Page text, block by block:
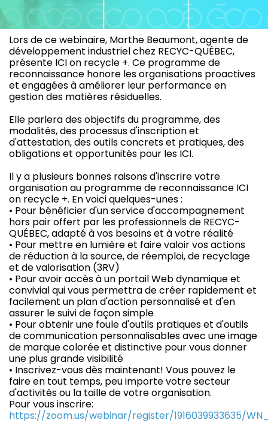
Lors de ce webinaire, Marthe Beaumont, agente de
développement industriel chez RECYC-QUÉBEC,
présente ICI on recycle +. Ce programme de
reconnaissance honore les organisations proactives
et engagées à améliorer leur performance en
gestion des matières résiduelles.
Elle parlera des objectifs du programme, des
modalités, des processus d'inscription et
d'attestation, des outils concrets et pratiques, des
obligations et opportunités pour les ICI.
Il y a plusieurs bonnes raisons d'inscrire votre
organisation au programme de reconnaissance ICI
on recycle +. En voici quelques-unes :
• Pour bénéficier d'un service d'accompagnement
hors pair offert par les professionnels de RECYC-
QUÉBEC, adapté à vos besoins et à votre réalité
• Pour mettre en lumière et faire valoir vos actions
de réduction à la source, de réemploi, de recyclage
et de valorisation (3RV)
• Pour avoir accès à un portail Web dynamique et
convivial qui vous permettra de créer rapidement et
facilement un plan d'action personnalisé et d'en
assurer le suivi de façon simple
• Pour obtenir une foule d'outils pratiques et d'outils
de communication personnalisables avec une image
de marque colorée et distinctive pour vous donner
une plus grande visibilité
• Inscrivez-vous dès maintenant! Vous pouvez le
faire en tout temps, peu importe votre secteur
d'activités ou la taille de votre organisation.
Pour vous inscrire:
https://zoom.us/webinar/register/1916039933635/